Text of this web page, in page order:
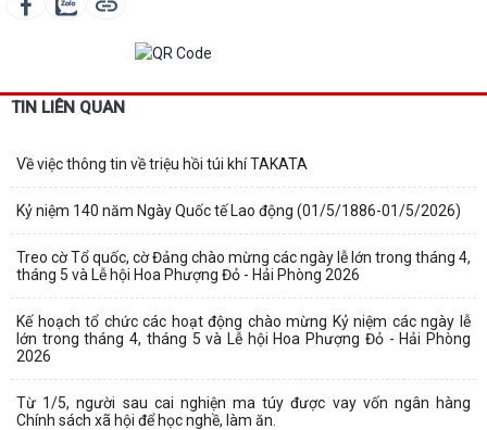
TIN LIÊN QUAN
Về việc thông tin về triệu hồi túi khí TAKATA
Kỷ niệm 140 năm Ngày Quốc tế Lao động (01/5/1886-01/5/2026)
Treo cờ Tổ quốc, cờ Đảng chào mừng các ngày lễ lớn trong tháng 4,
tháng 5 và Lễ hội Hoa Phượng Đỏ - Hải Phòng 2026
Kế hoạch tổ chức các hoạt động chào mừng Kỷ niệm các ngày lễ
lớn trong tháng 4, tháng 5 và Lễ hội Hoa Phượng Đỏ - Hải Phòng
2026
Từ 1/5, người sau cai nghiện ma túy được vay vốn ngân hàng
Chính sách xã hội để học nghề, làm ăn.